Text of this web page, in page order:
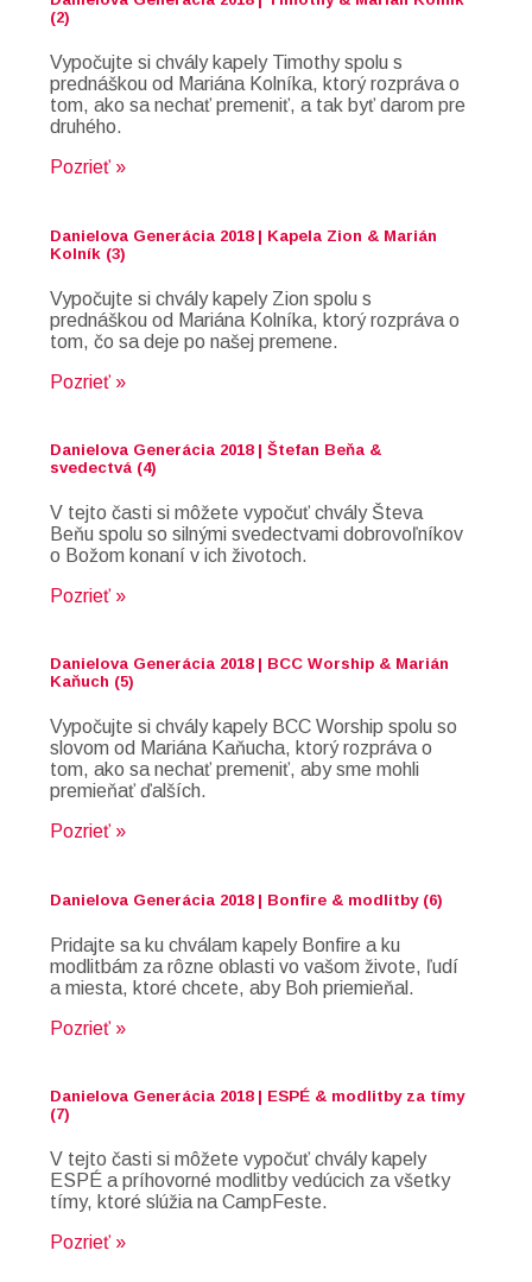
(2)
Vypočujte si chvály kapely Timothy spolu s
prednáškou od Mariána Kolníka, ktorý rozpráva o
tom, ako sa nechať premeniť, a tak byť darom pre
druhého.
Pozrieť »
Danielova Generácia 2018 | Kapela Zion & Marián
Kolník (3)
Vypočujte si chvály kapely Zion spolu s
prednáškou od Mariána Kolníka, ktorý rozpráva o
tom, čo sa deje po našej premene.
Pozrieť »
Danielova Generácia 2018 | Štefan Beňa &
svedectvá (4)
V tejto časti si môžete vypočuť chvály Števa
Beňu spolu so silnými svedectvami dobrovoľníkov
o Božom konaní v ich životoch.
Pozrieť »
Danielova Generácia 2018 | BCC Worship & Marián
Kaňuch (5)
Vypočujte si chvály kapely BCC Worship spolu so
slovom od Mariána Kaňucha, ktorý rozpráva o
tom, ako sa nechať premeniť, aby sme mohli
premieňať ďalších.
Pozrieť »
Danielova Generácia 2018 | Bonfire & modlitby (6)
Pridajte sa ku chválam kapely Bonfire a ku
modlitbám za rôzne oblasti vo vašom živote, ľudí
a miesta, ktoré chcete, aby Boh priemieňal.
Pozrieť »
Danielova Generácia 2018 | ESPÉ & modlitby za tímy
(7)
V tejto časti si môžete vypočuť chvály kapely
ESPÉ a príhovorné modlitby vedúcich za všetky
tímy, ktoré slúžia na CampFeste.
Pozrieť »